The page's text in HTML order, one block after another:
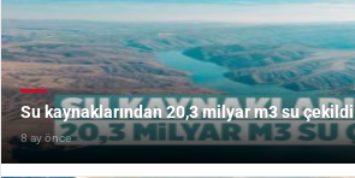
Su kaynaklarından 20,3 milyar m3 su çekildi
8 ay önce